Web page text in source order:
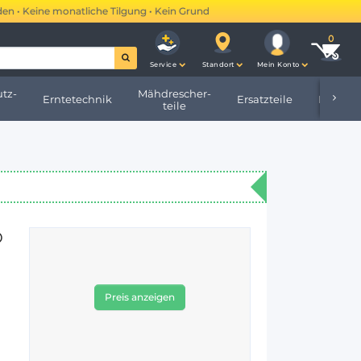
monatliche Tilgung • Kein Grundbucheintrag •
Service Standort Mein Konto
Erntetechnik
Mähdrescher-
teile
Ersatzteile
Preis anzeigen